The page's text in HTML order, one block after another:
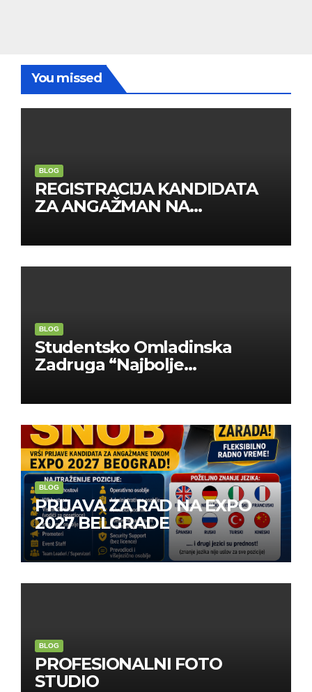
You missed
BLOG
REGISTRACIJA KANDIDATA
ZA ANGAŽMAN NA
BLOG
Studentsko Omladinska
Zadruga “Najbolje
BLOG
PRIJAVA ZA RAD NA EXPO
2027 BELGRADE
BLOG
PROFESIONALNI FOTO
STUDIO